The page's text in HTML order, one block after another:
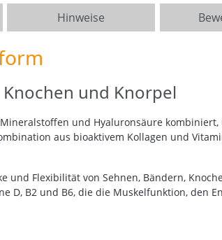
Hinweise
und Knorpel
und Hyaluronsäure
aus bioaktivem Kollagen und
und Flexibilität von Sehnen, Bändern,
D, B2 und B6, die die Muskelfunktion, den